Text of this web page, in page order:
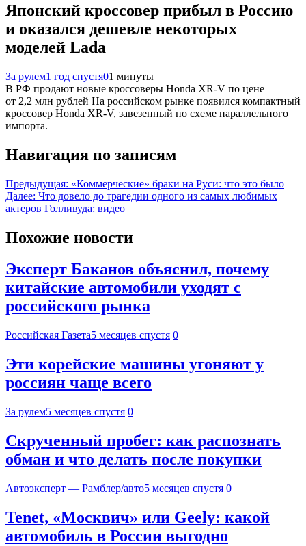
Японский кроссовер прибыл в Россию
и оказался дешевле некоторых
моделей Lada
За рулем1 год спустя01 минуты
В РФ продают новые кроссоверы Honda XR-V по цене
от 2,2 млн рублей На российском рынке появился компактный
кроссовер Honda XR-V, завезенный по схеме параллельного
импорта.
Навигация по записям
Предыдущая: «Коммерческие» браки на Руси: что это было
Далее: Что довело до трагедии одного из самых любимых
актеров Голливуда: видео
Похожие новости
Эксперт Баканов объяснил, почему
китайские автомобили уходят с
российского рынка
Российская Газета5 месяцев спустя 0
Эти корейские машины угоняют у
россиян чаще всего
За рулем5 месяцев спустя 0
Скрученный пробег: как распознать
обман и что делать после покупки
Автоэксперт — Рамблер/авто5 месяцев спустя 0
Tenet, «Москвич» или Geely: какой
автомобиль в России выгодно